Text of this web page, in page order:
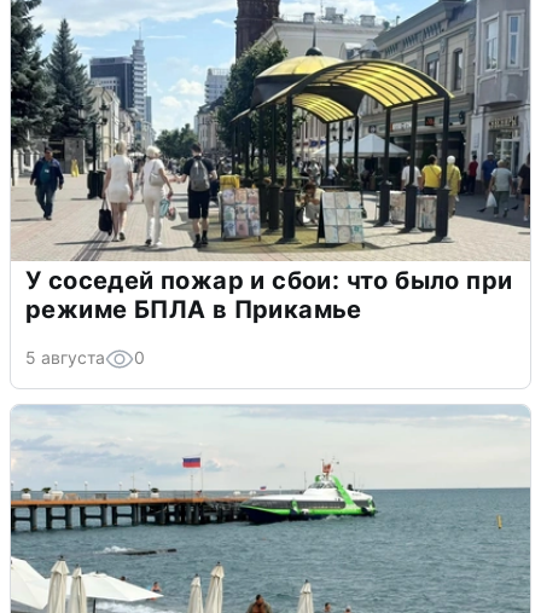
У соседей пожар и сбои: что было при
режиме БПЛА в Прикамье
5 августа 0